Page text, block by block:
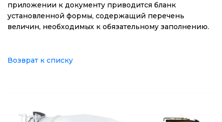
приложении к документу приводится бланк
установленной формы, содержащий перечень
величин, необходимых к обязательному заполнению.
Возврат к списку